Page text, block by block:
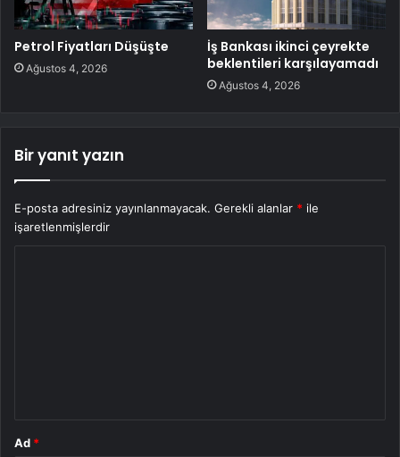
Petrol Fiyatları Düşüşte
Ağustos 4, 2026
İş Bankası ikinci çeyrekte
beklentileri karşılayamadı
Ağustos 4, 2026
Bir yanıt yazın
E-posta adresiniz yayınlanmayacak. Gerekli alanlar * ile
işaretlenmişlerdir
Ad *